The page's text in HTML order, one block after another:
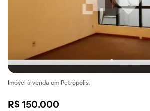
Imóvel à venda em Petrópolis.
R$ 150.000